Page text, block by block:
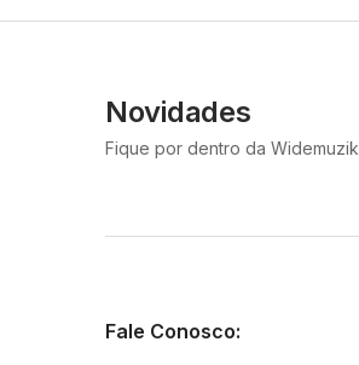
Novidades
Fique por dentro da Widemuzik
Fale Conosco: